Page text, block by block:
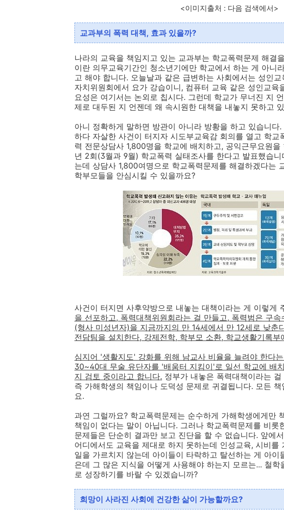
<이미지출처 : 다음 검색에서>
교과부의 폭력 대책, 효과 있을까?
나라의 교육을 책임지고 있는 교과부는 학교폭력문제 해결
이란 의무교육기간인 청소년기에만 학교에서 하는 게 아니
고 해야 합니다. 오늘날과 같은 급변하는 사회에서는 성인
자치위원회에서 요가 강습이니, 컴퓨터 교육 같은 성인교육
요성은 여기서는 논외로 칩시다. 그런데 학교가 무너진 지
제로 대두된 지 언젠데 왜 속시원한 대책을 내놓지 못하고
아니 정확하게 말하면 방관이 아니라 방황을 하고 있습니
하다 자살한 사건이 터지자 시도부교육감 회의를 열고 학
력 전문상담사 1,800명을 학교에 배치하고, 공익근무요원
년 2회(3월과 9월) 학교폭력 실태조사를 한다고 발표했습
는데 상담사 1,800여명으로 학교폭력문제를 해결하겠다는
학부모들을 안심시킬 수 있을까요?
사건이 터지면 사후약방으로 내놓는 대책이라는 게 이렇게
을 선포하고, 폭력대책위원회라는 걸 만들고, 폭력범은 구
(형사 미성년자)을 지금까지의 만 14세에서 만 12세로 낮춘
전담팀을 설치한다, 강제전학, 학부모 소환, 학교생활기록
심지어 '생활지도' 강화를 위해 남교사 비율을 늘려야 한다
30~40대 무술 유단자를 '배움터 지킴이'로 일선 학교에 배
지 검토 중이라고 합니다. 정부가 내놓은 폭력대책이라는
즉 가해학생의 책임이나 도덕성 문제로 귀결됩니다. 모든
요.
과연 그럴까요? 학교폭력문제는 순수하게 가해학생에게만
책임이 없다는 말이 아닙니다. 그러나 학교폭력문제를 비
문제들은 단순히 결과만 보고 진단을 할 수 없습니다. 앞에
어디에서도 교육을 제대로 하지 못하는데 인성교육, 시비
일을 가르치지 않는데 아이들이 타락하고 탈선하는 게 아
은데 그 많은 지식을 어떻게 사용해야 하는지 모르는... 철
로 성장하기를 바랄 수 있겠습니까?
희망이 사라진 사회에 건강한 삶이 가능할까요?